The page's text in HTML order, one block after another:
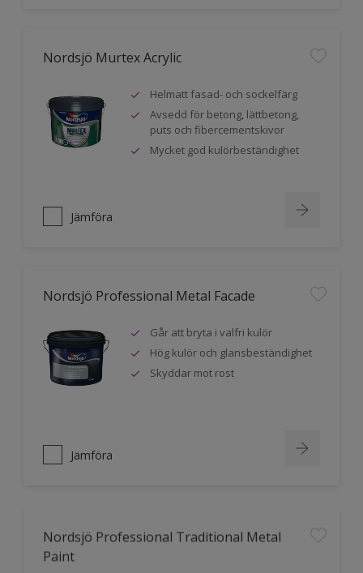
Nordsjö Murtex Acrylic
Helmatt fasad- och sockelfärg
Avsedd för betong, lättbetong,
puts och fibercementskivor
Mycket god kulörbeständighet
Jämföra
Nordsjö Professional Metal Facade
Går att bryta i valfri kulör
Hög kulör och glansbeständighet
Skyddar mot rost
Jämföra
Nordsjö Professional Traditional Metal
Paint